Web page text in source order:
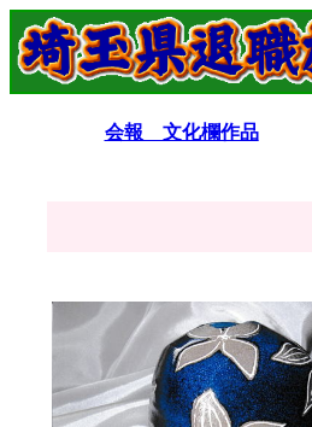
会報 文化欄作品